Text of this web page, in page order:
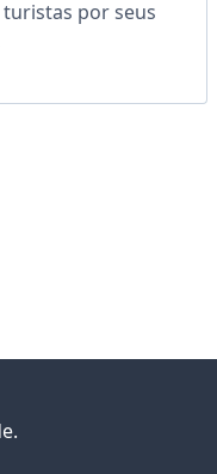
por seus
.